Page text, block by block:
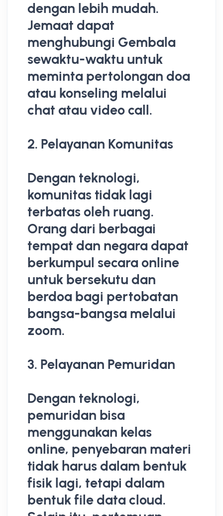
dengan lebih mudah.
Jemaat dapat
menghubungi Gembala
sewaktu-waktu untuk
meminta pertolongan doa
atau konseling melalui
chat atau video call.
2. Pelayanan Komunitas
Dengan teknologi,
komunitas tidak lagi
terbatas oleh ruang.
Orang dari berbagai
tempat dan negara dapat
berkumpul secara online
untuk bersekutu dan
berdoa bagi pertobatan
bangsa-bangsa melalui
zoom.
3. Pelayanan Pemuridan
Dengan teknologi,
pemuridan bisa
menggunakan kelas
online, penyebaran materi
tidak harus dalam bentuk
fisik lagi, tetapi dalam
bentuk file data cloud.